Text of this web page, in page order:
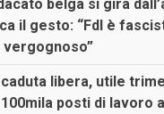
belga si gira
il gesto: “FdI è
vergognoso”
libera, utile
posti di lavoro a